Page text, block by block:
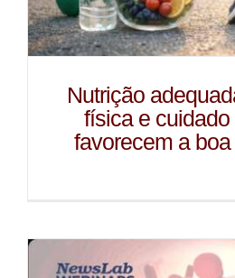
Nutrição
física e cuidado
favorecem a